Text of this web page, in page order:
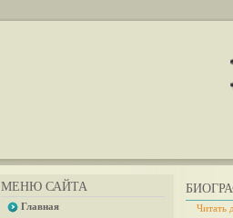
МЕНЮ САЙТА
Главная
Читать